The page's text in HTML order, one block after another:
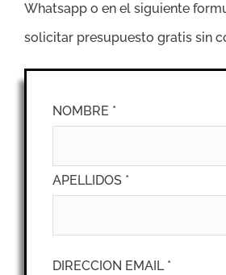
Whatsapp o en el siguiente
solicitar presupuesto gratis sin
NOMBRE *
APELLIDOS *
DIRECCION EMAIL *